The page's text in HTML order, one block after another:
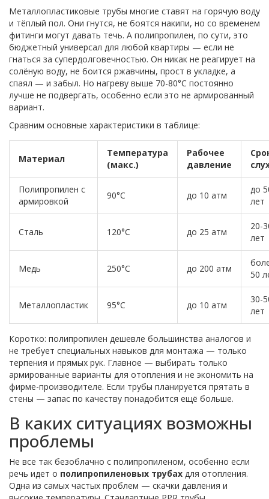
Металлопластиковые трубы многие ставят на горячую воду
и тёплый пол. Они гнутся, не боятся накипи, но со временем
фитинги могут давать течь. А полипропилен, по сути, это
бюджетный универсал для любой квартиры — если не
гнаться за супердолговечностью. Он никак не реагирует на
солёную воду, не боится ржавчины, прост в укладке, а
спаял — и забыл. Но нагреву выше 70-80°C постоянно
лучше не подвергать, особенно если это не армированный
вариант.
Сравним основные характеристики в таблице:
Материал
Температура
(макс.)
Рабочее
давление
Полипропилен с
армировкой
90°C до 10 атм
до
лет
Сталь 120°C до 25 атм
20-
лет
Медь 250°C до 200 атм
50
Металлопластик 95°C до 10 атм
30-
лет
Коротко: полипропилен дешевле большинства аналогов и
не требует специальных навыков для монтажа — только
терпения и прямых рук. Главное — выбирать только
армированные варианты для отопления и не экономить на
фирме-производителе. Если трубы планируется прятать в
стены — запас по качеству понадобится ещё больше.
В каких ситуациях возможны
проблемы
Не все так безоблачно с полипропиленом, особенно если
речь идет о полипропиленовых трубах для отопления.
Одна из самых частых проблем — скачки давления и